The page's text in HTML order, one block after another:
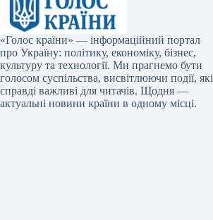
«Голос країни» — інформаційний портал
про Україну: політику, економіку, бізнес,
культуру та технології. Ми прагнемо бути
голосом суспільства, висвітлюючи події, які
справді важливі для читачів. Щодня —
актуальні новини країни в одному місці.